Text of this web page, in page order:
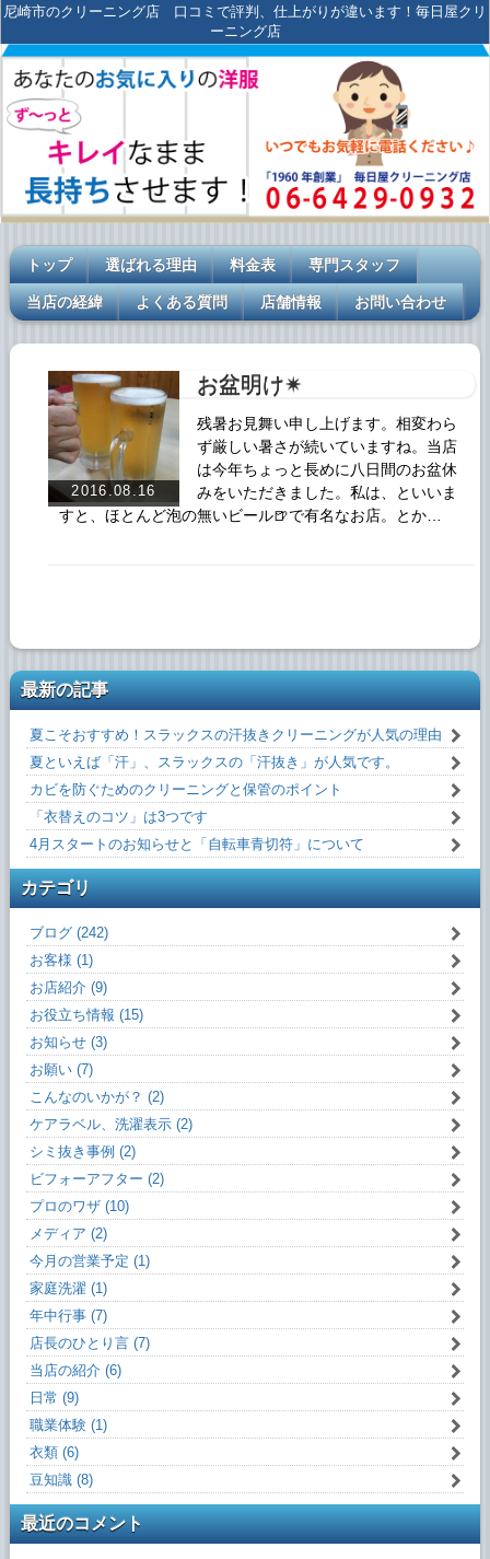
尼崎市のクリーニング店 口コミで評判、仕上がりが違います！毎日屋クリ
ーニング店
トップ 選ばれる理由 料金表 専門スタッフ
当店の経緯 よくある質問 店舗情報 お問い合わせ
2016.08.16
お盆明け✴
残暑お見舞い申し上げます。相変わら
ず厳しい暑さが続いていますね。当店
は今年ちょっと長めに八日間のお盆休
みをいただきました。私は、といいま
すと、ほとんど泡の無いビール🍺で有名なお店。とか…
最新の記事
夏こそおすすめ！スラックスの汗抜きクリーニングが人気の理由
夏といえば「汗」、スラックスの「汗抜き」が人気です。
カビを防ぐためのクリーニングと保管のポイント
「衣替えのコツ」は3つです
4月スタートのお知らせと「自転車青切符」について
カテゴリ
ブログ (242)
お客様 (1)
お店紹介 (9)
お役立ち情報 (15)
お知らせ (3)
お願い (7)
こんなのいかが？ (2)
ケアラベル、洗濯表示 (2)
シミ抜き事例 (2)
ビフォーアフター (2)
プロのワザ (10)
メディア (2)
今月の営業予定 (1)
家庭洗濯 (1)
年中行事 (7)
店長のひとり言 (7)
当店の紹介 (6)
日常 (9)
職業体験 (1)
衣類 (6)
豆知識 (8)
最近のコメント